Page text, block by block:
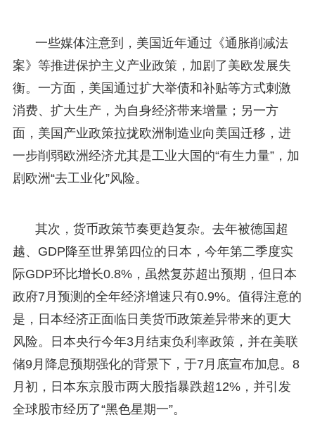
一些媒体注意到，美国近年通过《通胀削减法
案》等推进保护主义产业政策，加剧了美欧发展失
衡。一方面，美国通过扩大举债和补贴等方式刺激
消费、扩大生产，为自身经济带来增量；另一方
面，美国产业政策拉拢欧洲制造业向美国迁移，进
一步削弱欧洲经济尤其是工业大国的“有生力量”，加
剧欧洲“去工业化”风险。
其次，货币政策节奏更趋复杂。去年被德国超
越、GDP降至世界第四位的日本，今年第二季度实
际GDP环比增长0.8%，虽然复苏超出预期，但日本
政府7月预测的全年经济增速只有0.9%。值得注意的
是，日本经济正面临日美货币政策差异带来的更大
风险。日本央行今年3月结束负利率政策，并在美联
储9月降息预期强化的背景下，于7月底宣布加息。8
月初，日本东京股市两大股指暴跌超12%，并引发
全球股市经历了“黑色星期一”。